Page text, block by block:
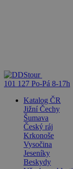
101 127 Po-Pá 8-17h
Katalog ČR
Jižní Čechy
Šumava
Český ráj
Krkonoše
Vysočina
Jeseníky
Beskydy